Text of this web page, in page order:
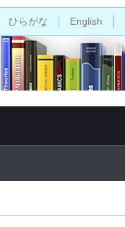
ひらがな English